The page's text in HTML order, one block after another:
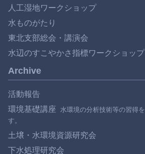
人工湿地ワークショップ
水ものがたり
東北支部総会・講演会
水辺のすこやかさ指標ワークショップ
Archive
活動報告
環境基礎講座
土壌・水環境資源研究会
下水処理研究会